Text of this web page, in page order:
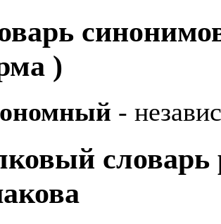
)
-
словарь